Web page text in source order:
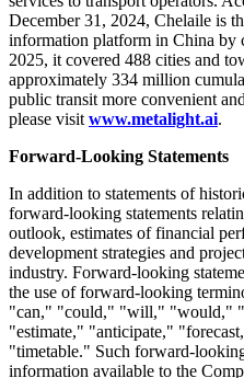
December 31, 2024, Chelaile is
information platform in China by
2025, it covered 488 cities and
approximately 334 million
public transit more convenient
please visitwww.metalight.ai.
Forward-Looking Statements
In addition to statements of
forward-looking statements
outlook, estimates of financial
development strategies and
industry. Forward-looking
the use of forward-looking
"can," "could," "will," "would,"
"estimate," "anticipate,"
"timetable." Such forward-
information available to the